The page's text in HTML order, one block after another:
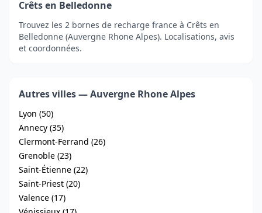
Crêts en Belledonne
Trouvez les 2 bornes de recharge france à Crêts en
Belledonne (Auvergne Rhone Alpes). Localisations, avis
et coordonnées.
Autres villes — Auvergne Rhone Alpes
Lyon (50)
Annecy (35)
Clermont-Ferrand (26)
Grenoble (23)
Saint-Étienne (22)
Saint-Priest (20)
Valence (17)